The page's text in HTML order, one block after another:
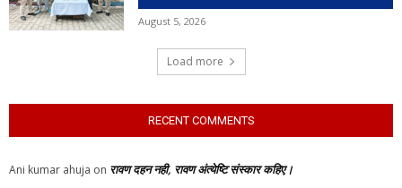
August 5, 2026
Load more
RECENT COMMENTS
Ani kumar ahuja on रावण दहन नही, रावण अंत्येष्टि संस्कार कहिए।